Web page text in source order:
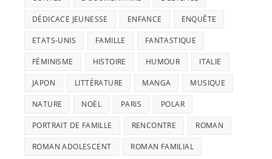
DÉDICACE JEUNESSE ENFANCE ENQUÊTE
ETATS-UNIS FAMILLE FANTASTIQUE
FÉMINISME HISTOIRE HUMOUR ITALIE
JAPON LITTÉRATURE MANGA MUSIQUE
NATURE NOËL PARIS POLAR
PORTRAIT DE FAMILLE RENCONTRE ROMAN
ROMAN ADOLESCENT ROMAN FAMILIAL